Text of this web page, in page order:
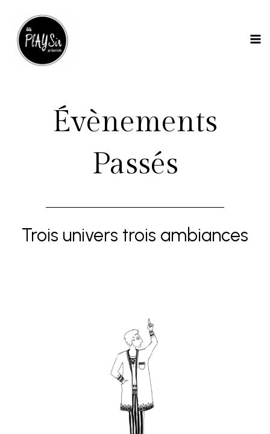
contenu
Évènements
Passés
Trois univers trois ambiances